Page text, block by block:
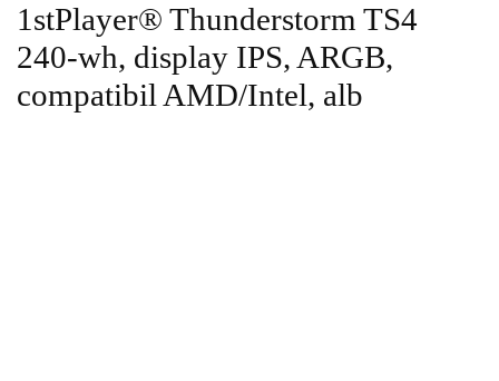
1stPlayer® Thunderstorm TS4
240-wh, display IPS, ARGB,
compatibil AMD/Intel, alb